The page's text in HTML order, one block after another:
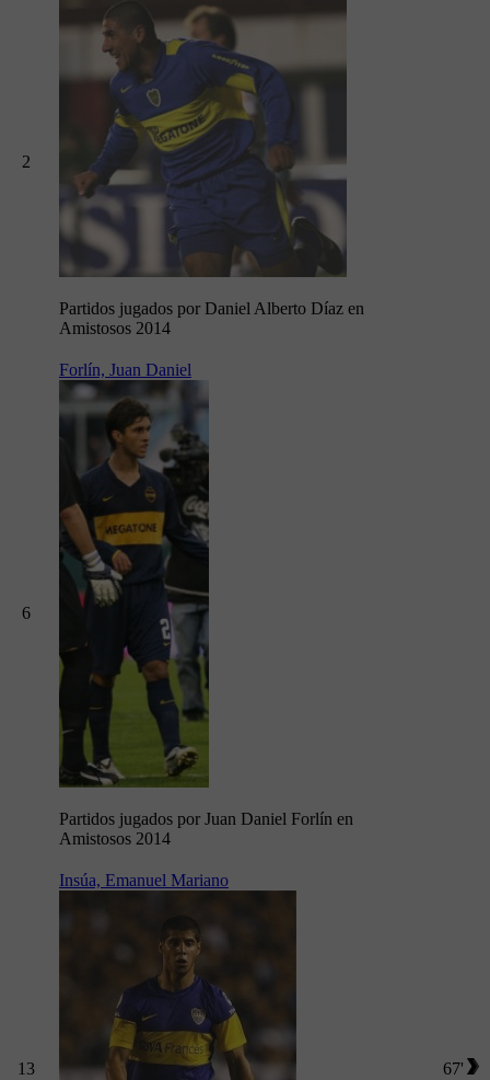
2
Partidos jugados por Daniel Alberto Díaz en
Amistosos 2014
6
Forlín, Juan Daniel
Partidos jugados por Juan Daniel Forlín en
Amistosos 2014
13
Insúa, Emanuel Mariano
67'